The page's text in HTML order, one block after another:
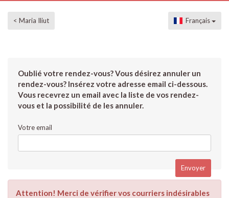
< Maria Iliut Français
Oublié votre rendez-vous? Vous désirez annuler un
rendez-vous? Insérez votre adresse email ci-dessous.
Vous recevrez un email avec la liste de vos rendez-
vous et la possibilité de les annuler.
Votre email
Attention! Merci de vérifier vos courriers indésirables